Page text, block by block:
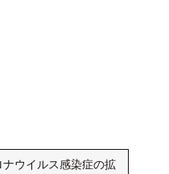
ウイルス感染症の拡